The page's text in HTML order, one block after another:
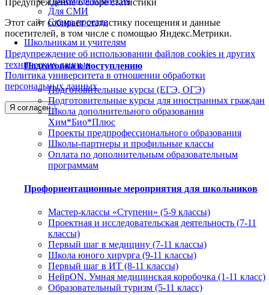
Для СМИ
Схема проезда
Школьникам и учителям
Подготовка к поступлению
Подготовительные курсы (ЕГЭ, ОГЭ)
Подготовительные курсы для иностранных граждан
Школа дополнительного образования
Хим*Био*Плюс
Проекты предпрофессионального образования
Школы-партнеры и профильные классы
Оплата по дополнительным образовательным
программам
Профориентационные мероприятия для школьников
Мастер-классы «Ступени» (5-9 классы)
Проектная и исследовательская деятельность (7-11
классы)
Первый шаг в медицину (7-11 классы)
Школа юного хирурга (9-11 классы)
Первый шаг в ИТ (8-11 классы)
НейрON. Умная медицинская коробочка (1-11 класс)
Образовательный туризм (5-11 класс)
Этот сайт собирает статистику посещения и данные
посетителей, в том числе с помощью Яндекс.Метрики.
Предупреждение об использовании файлов cookies и других
технических данных
Политика университета в отношении обработки
персональных данных
Я согласен